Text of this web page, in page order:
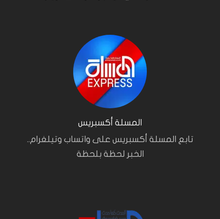
المسلة أكسبريس
تابع المسلة أكسبريس على واتساب وتيلغرام..
الخبر لحظة بلحظة